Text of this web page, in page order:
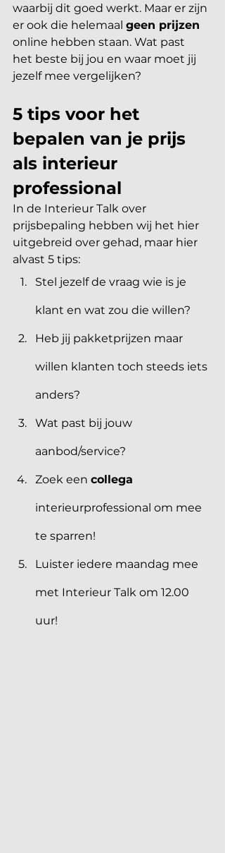
waarbij dit goed werkt. Maar er zijn
er ook die helemaal geen prijzen
online hebben staan. Wat past
het beste bij jou en waar moet jij
jezelf mee vergelijken?
5 tips voor het
bepalen van je prijs
als interieur
professional
In de Interieur Talk over
prijsbepaling hebben wij het hier
uitgebreid over gehad, maar hier
alvast 5 tips:
Stel jezelf de vraag wie is je
klant en wat zou die willen?
Heb jij pakketprijzen maar
willen klanten toch steeds iets
anders?
Wat past bij jouw
aanbod/service?
Zoek een collega
interieurprofessional om mee
te sparren!
Luister iedere maandag mee
met Interieur Talk om 12.00
uur!